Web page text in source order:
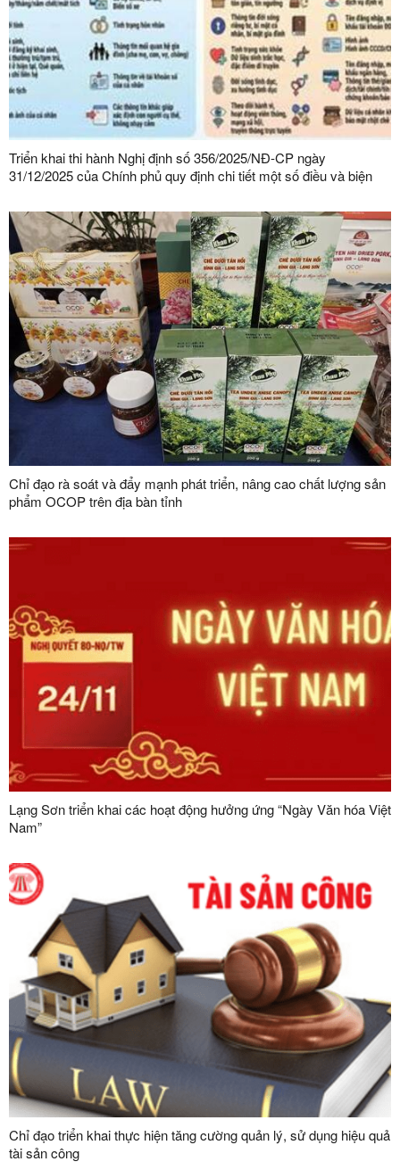
Triển khai thi hành Nghị định số 356/2025/NĐ-CP ngày
31/12/2025 của Chính phủ quy định chi tiết một số điều và biện
Sơn
Chỉ đạo rà soát và đẩy mạnh phát triển, nâng cao chất lượng sản
phẩm OCOP trên địa bàn tỉnh
Lạng Sơn triển khai các hoạt động hưởng ứng “Ngày Văn hóa Việt
Nam”
Chỉ đạo triển khai thực hiện tăng cường quản lý, sử dụng hiệu quả
tài sản công